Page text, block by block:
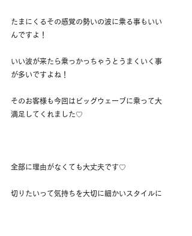
たまにくるその感覚の勢いの波に乗る事もいい
んですよ！
いい波が来たら乗っかっちゃうとうまくいく事
が多いですよね！
そのお客様も今回はビッグウェーブに乗って大
満足してくれました♡
全部に理由がなくても大丈夫です♡
切りたいって気持ちを大切に細かいスタイルに